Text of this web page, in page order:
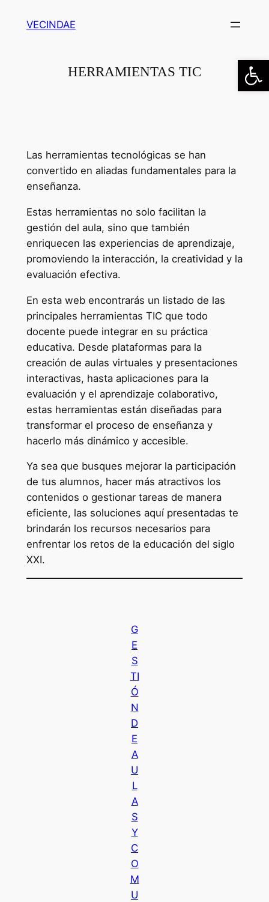
VECINDAE
HERRAMIENTAS TIC
Las herramientas tecnológicas se han
convertido en aliadas fundamentales para la
enseñanza.
Estas herramientas no solo facilitan la
gestión del aula, sino que también
enriquecen las experiencias de aprendizaje,
promoviendo la interacción, la creatividad y la
evaluación efectiva.
En esta web encontrarás un listado de las
principales herramientas TIC que todo
docente puede integrar en su práctica
educativa. Desde plataformas para la
creación de aulas virtuales y presentaciones
interactivas, hasta aplicaciones para la
evaluación y el aprendizaje colaborativo,
estas herramientas están diseñadas para
transformar el proceso de enseñanza y
hacerlo más dinámico y accesible.
Ya sea que busques mejorar la participación
de tus alumnos, hacer más atractivos los
contenidos o gestionar tareas de manera
eficiente, las soluciones aquí presentadas te
brindarán los recursos necesarios para
enfrentar los retos de la educación del siglo
XXI.
G
E
S
TI
Ó
N
D
E
A
U
L
A
S
Y
C
O
M
U
Abrir